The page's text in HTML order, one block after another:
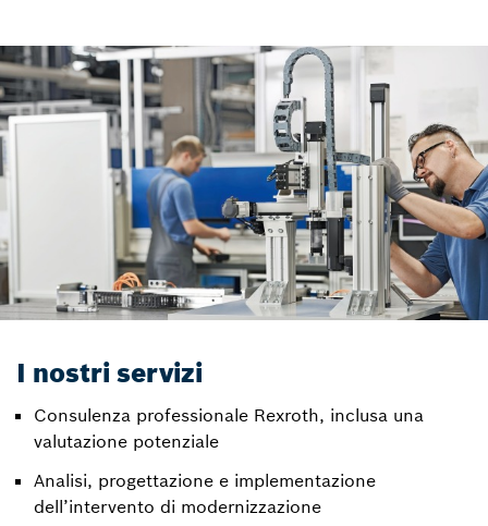
I nostri servizi
Consulenza professionale Rexroth, inclusa una
valutazione potenziale
Analisi, progettazione e implementazione
dell’intervento di modernizzazione